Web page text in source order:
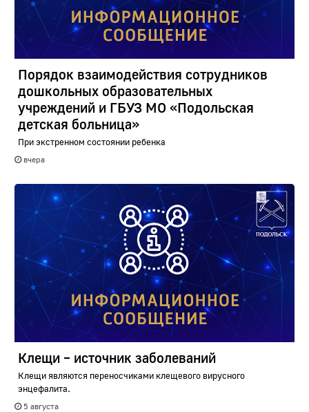
Порядок взаимодействия сотрудников
дошкольных образовательных
учреждений и ГБУЗ МО «Подольская
детская больница»
При экстренном состоянии ребенка
вчера
Клещи – источник заболеваний
Клещи являются переносчиками клещевого вирусного
энцефалита.
5 августа